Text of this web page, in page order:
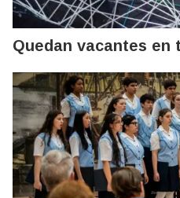
Quedan vacantes en